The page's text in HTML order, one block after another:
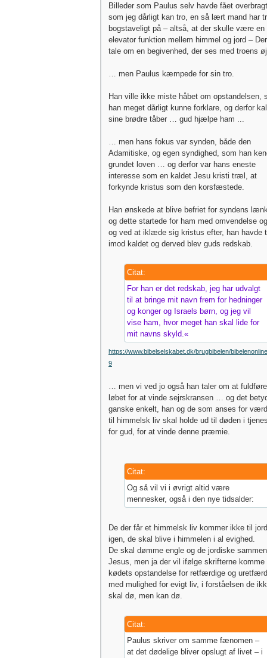
Billeder som Paulus selv havde fået
som jeg dårligt kan tro, en så lært mand har
bogstaveligt på – altså, at der skulle være en
elevator funktion mellem himmel og jord –
tale om en begivenhed, der ses med troens
… men Paulus kæmpede for sin tro.
Han ville ikke miste håbet om opstandelsen,
han meget dårligt kunne forklare, og derfor
sine brødre tåber … gud hjælpe ham ...
… men hans fokus var synden, både den
Adamitiske, og egen syndighed, som han
grundet loven … og derfor var hans eneste
interesse som en kaldet Jesu kristi træl, at
forkynde kristus som den korsfæstede.
Han ønskede at blive befriet for syndens
og dette startede for ham med omvendelse
og ved at iklæde sig kristus efter, han havde
imod kaldet og derved blev guds redskab.
Citat:
For han er det redskab, jeg har udvalgt
til at bringe mit navn frem for hedninger
og konger og Israels børn, og jeg vil
vise ham, hvor meget han skal lide for
mit navns skyld.«
https://www.bibelselskabet.dk/brugbibelen/
9
… men vi ved jo også han taler om at fuldføre
løbet for at vinde sejrskransen … og det
ganske enkelt, han og de som anses for
til himmelsk liv skal holde ud til døden i
for gud, for at vinde denne præmie.
Citat:
Og så vil vi i øvrigt altid være
mennesker, også i den nye tidsalder:
De der får et himmelsk liv kommer ikke til
igen, de skal blive i himmelen i al evighed.
De skal dømme engle og de jordiske
Jesus, men ja der vil ifølge skrifterne komme
kødets opstandelse for retfærdige og
med mulighed for evigt liv, i forståelsen de
skal dø, men kan dø.
Citat:
Paulus skriver om samme fænomen –
at det dødelige bliver opslugt af livet – i